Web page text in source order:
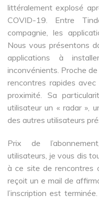
littéralement explosé
COVID-19. Entre
compagnie, les
Nous vous présentons
applications à
inconvénients. Proche
rencontres rapides
proximité. Sa
utilisateur un « radar »,
des autres utilisateurs
Prix de
utilisateurs, je vous dis
à ce site de rencontres
reçoit un e mail de
l’inscription est